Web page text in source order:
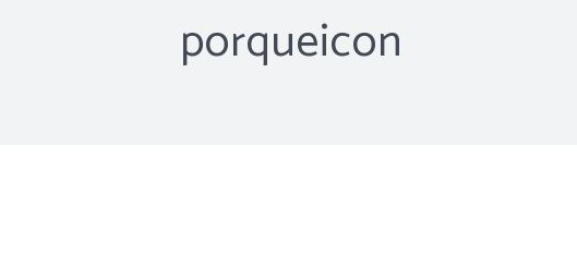
porqueicon